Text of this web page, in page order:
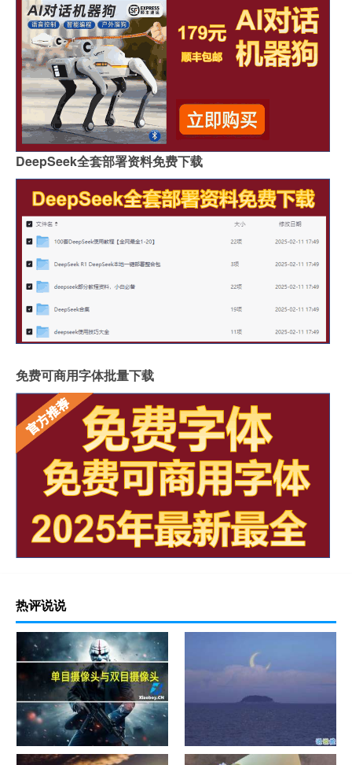
DeepSeek全套部署资料免费下载
免费可商用字体批量下载
热评说说
单目摄像头与双目摄像头
晚安励志语录带图片 晚安心语